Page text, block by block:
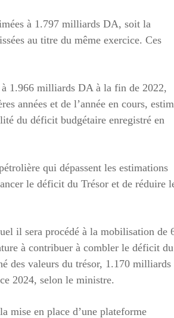
à 1.797 milliards DA, soit la
au titre du même exercice. Ces
1.966 milliards DA à la fin de 2022,
années et de l’année en cours,
du déficit budgétaire enregistré en
qui dépassent les estimations
le déficit du Trésor et de réduire
il sera procédé à la mobilisation de
à contribuer à combler le déficit du
des valeurs du trésor, 1.170 milliards
2024, selon le ministre.
mise en place d’une plateforme